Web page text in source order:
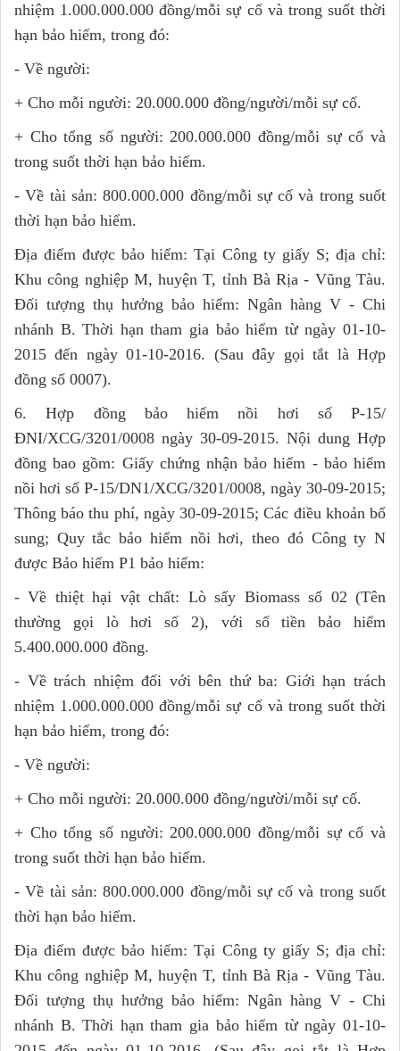
nhiệm 1.000.000.000 đồng/mỗi sự cố và trong suốt thời
hạn bảo hiểm, trong đó:
- Về người:
+ Cho mỗi người: 20.000.000 đồng/người/mỗi sự cố.
+ Cho tổng số người: 200.000.000 đồng/mỗi sự cố và
trong suốt thời hạn bảo hiểm.
- Về tài sản: 800.000.000 đồng/mỗi sự cố và trong suốt
thời hạn bảo hiểm.
Địa điểm được bảo hiểm: Tại Công ty giấy S; địa chỉ:
Khu công nghiệp M, huyện T, tỉnh Bà Rịa - Vũng Tàu.
Đối tượng thụ hưởng bảo hiểm: Ngân hàng V - Chi
nhánh B. Thời hạn tham gia bảo hiểm từ ngày 01-10-
2015 đến ngày 01-10-2016. (Sau đây gọi tắt là Hợp
đồng số 0007).
6. Hợp đồng bảo hiểm nồi hơi số P-15/
ĐNI/XCG/3201/0008 ngày 30-09-2015. Nội dung Hợp
đồng bao gồm: Giấy chứng nhận bảo hiểm - bảo hiểm
nồi hơi số P-15/DN1/XCG/3201/0008, ngày 30-09-2015;
Thông báo thu phí, ngày 30-09-2015; Các điều khoản bổ
sung; Quy tắc bảo hiểm nồi hơi, theo đó Công ty N
được Bảo hiểm P1 bảo hiểm:
- Về thiệt hại vật chất: Lò sấy Biomass số 02 (Tên
thường gọi lò hơi số 2), với số tiền bảo hiểm
5.400.000.000 đồng.
- Về trách nhiệm đối với bên thứ ba: Giới hạn trách
nhiệm 1.000.000.000 đồng/mỗi sự cố và trong suốt thời
hạn bảo hiểm, trong đó:
- Về người:
+ Cho mỗi người: 20.000.000 đồng/người/mỗi sự cố.
+ Cho tổng số người: 200.000.000 đồng/mỗi sự cố và
trong suốt thời hạn bảo hiểm.
- Về tài sản: 800.000.000 đồng/mỗi sự cố và trong suốt
thời hạn bảo hiểm.
Địa điểm được bảo hiểm: Tại Công ty giấy S; địa chỉ:
Khu công nghiệp M, huyện T, tỉnh Bà Rịa - Vũng Tàu.
Đối tượng thụ hưởng bảo hiểm: Ngân hàng V - Chi
nhánh B. Thời hạn tham gia bảo hiểm từ ngày 01-10-